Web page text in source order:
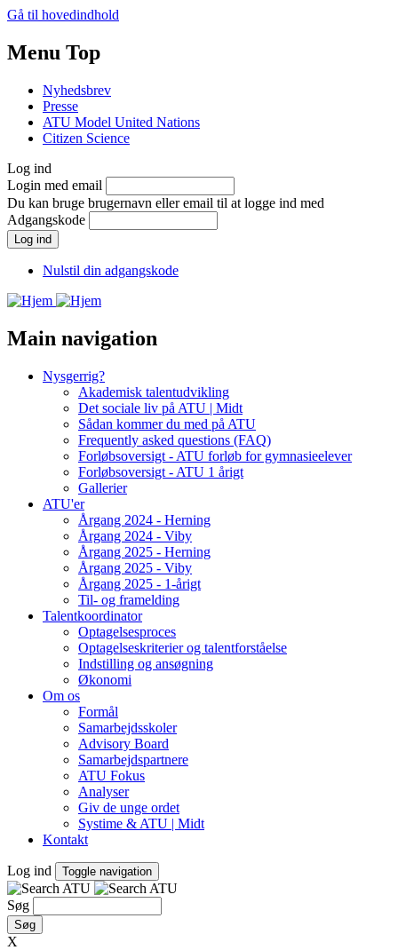
Gå til hovedindhold
Menu Top
Nyhedsbrev
Presse
ATU Model United Nations
Citizen Science
Log ind
Login med email
Du kan bruge brugernavn eller email til at logge ind med
Adgangskode
Nulstil din adgangskode
Main navigation
Nysgerrig?
Akademisk talentudvikling
Det sociale liv på ATU | Midt
Sådan kommer du med på ATU
Frequently asked questions (FAQ)
Forløbsoversigt - ATU forløb for gymnasieelever
Forløbsoversigt - ATU 1 årigt
Gallerier
ATU'er
Årgang 2024 - Herning
Årgang 2024 - Viby
Årgang 2025 - Herning
Årgang 2025 - Viby
Årgang 2025 - 1-årigt
Til- og framelding
Talentkoordinator
Optagelsesproces
Optagelseskriterier og talentforståelse
Indstilling og ansøgning
Økonomi
Om os
Formål
Samarbejdsskoler
Advisory Board
Samarbejdspartnere
ATU Fokus
Analyser
Giv de unge ordet
Systime & ATU | Midt
Kontakt
Log ind Toggle navigation
Søg
X